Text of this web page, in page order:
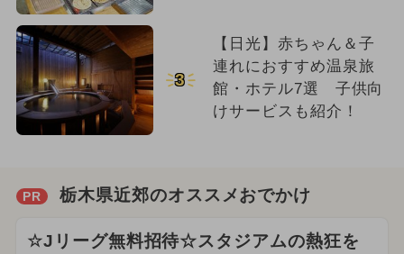
3
【日光】赤ちゃん＆子
連れにおすすめ温泉旅
館・ホテル7選 子供向
けサービスも紹介！
PR 栃木県近郊のオススメおでかけ
☆Jリーグ無料招待☆スタジアムの熱狂を